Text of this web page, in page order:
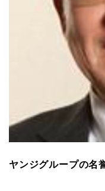
ヤンジグループの名